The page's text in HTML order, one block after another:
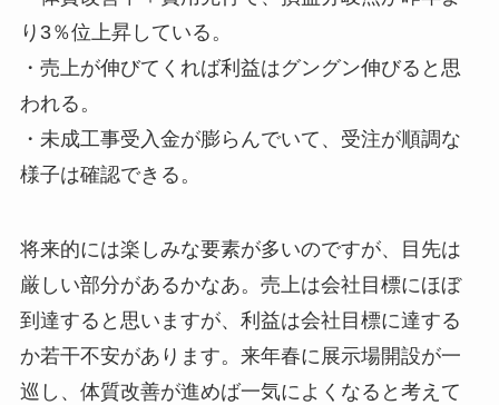
り3％位上昇している。
・売上が伸びてくれば利益はグングン伸びると思
われる。
・未成工事受入金が膨らんでいて、受注が順調な
様子は確認できる。
将来的には楽しみな要素が多いのですが、目先は
厳しい部分があるかなあ。売上は会社目標にほぼ
到達すると思いますが、利益は会社目標に達する
か若干不安があります。来年春に展示場開設が一
巡し、体質改善が進めば一気によくなると考えて